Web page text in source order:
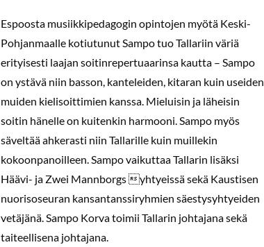
Espoosta musiikkipedagogin opintojen myötä Keski-
Pohjanmaalle kotiutunut Sampo tuo Tallariin väriä
erityisesti laajan soitinrepertuaarinsa kautta – Sampo
on ystävä niin basson, kanteleiden, kitaran kuin useiden
muiden kielisoittimien kanssa. Mieluisin ja läheisin
soitin hänelle on kuitenkin harmooni. Sampo myös
säveltää ahkerasti niin Tallarille kuin muillekin
kokoonpanoilleen. Sampo vaikuttaa Tallarin lisäksi
Häävi- ja Zwei Mannborgs yhtyeissä sekä Kaustisen
nuorisoseuran kansantanssiryhmien säestysyhtyeiden
vetäjänä. Sampo Korva toimii Tallarin johtajana sekä
taiteellisena johtajana.